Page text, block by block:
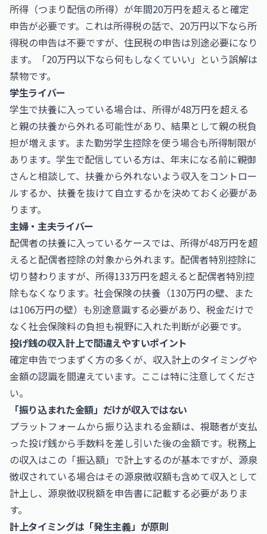
所得（つまり配信の所得）が年間20万円を超えると確定
申告が必要です。これは所得税の話で、20万円以下なら所
得税の申告は不要ですが、住民税の申告は別途必要になり
ます。「20万円以下なら何もしなくていい」という誤解は
禁物です。
学生ライバー
学生で扶養に入っている場合は、所得が48万円を超える
と親の扶養から外れる可能性があり、結果として親の税負
担が増えます。また勤労学生控除を使う場合も所得制限が
あります。学生で配信している方は、年末になる前に親御
さんと相談して、扶養から外れないよう収入をコントロー
ルするか、扶養を抜けて自立するかを決めておく必要があ
ります。
主婦・主夫ライバー
配偶者の扶養に入っているケースでは、所得が48万円を超
えると配偶者控除の対象から外れます。配偶者特別控除に
切り替わりますが、所得133万円を超えると配偶者特別控
除もなくなります。社会保険の扶養（130万円の壁、また
は106万円の壁）も別途意識する必要があり、税金だけで
なく社会保険料の負担も視野に入れた判断が必要です。
投げ銭の収入計上で間違えやすいポイント
確定申告でつまずく方の多くが、収入計上のタイミングや
金額の認識を間違えています。ここは特に注意してくださ
い。
「振り込まれた金額」だけが収入ではない
プラットフォームから振り込まれる金額は、視聴者が支払
った投げ銭から手数料を差し引いた後の金額です。税務上
の収入はこの「振込額」で計上するのが基本ですが、源泉
徴収されている場合はその源泉徴収額も含めて収入として
計上し、源泉徴収税額を申告書に記載する必要がありま
す。
計上タイミングは「発生主義」が原則